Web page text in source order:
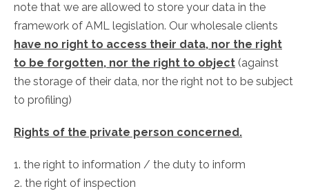
note that we are allowed to store your data in the
framework of AML legislation. Our wholesale clients
have no right to access their data, nor the right
to be forgotten, nor the right to object (against
the storage of their data, nor the right not to be subject
to profiling)
Rights of the private person concerned.
1. the right to information / the duty to inform
2. the right of inspection